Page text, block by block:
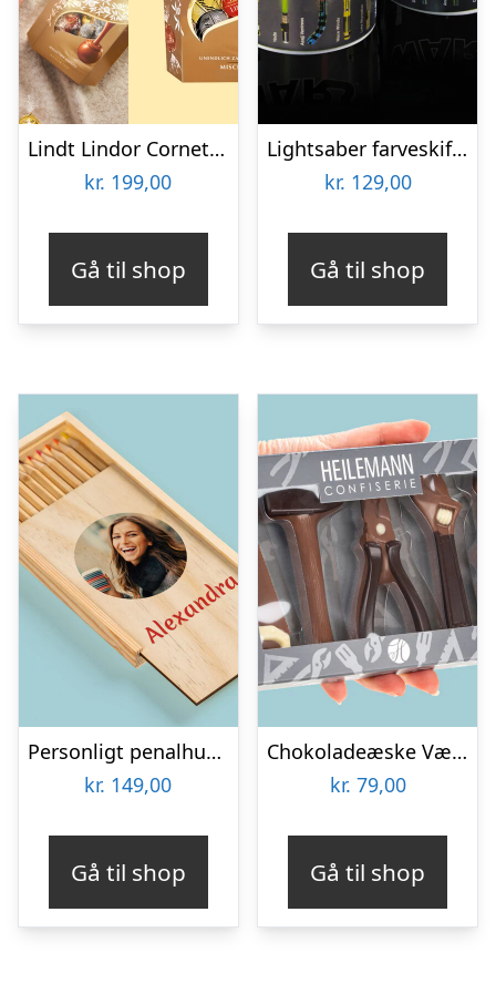
Lindt Lindor Cornet 500 gram – Blandet chokolade
kr. 199,00
Gå til shop
Lightsaber farveskiftende krus
kr. 129,00
Gå til shop
Personligt penalhus med foto & tekst
kr. 149,00
Gå til shop
Chokoladeæske Værktøj
kr. 79,00
Gå til shop